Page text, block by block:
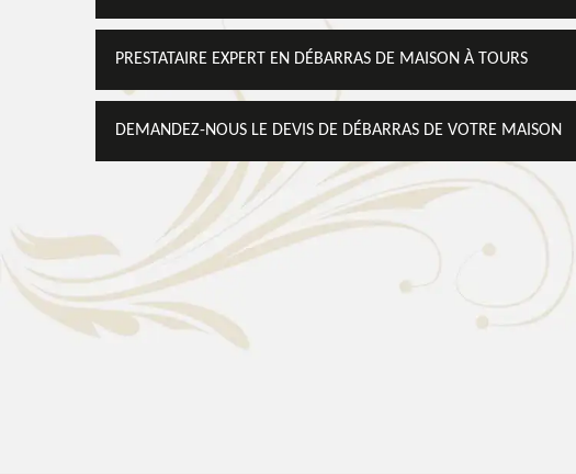
PRESTATAIRE EXPERT EN DÉBARRAS DE MAISON À TOURS
DEMANDEZ-NOUS LE DEVIS DE DÉBARRAS DE VOTRE MAISON